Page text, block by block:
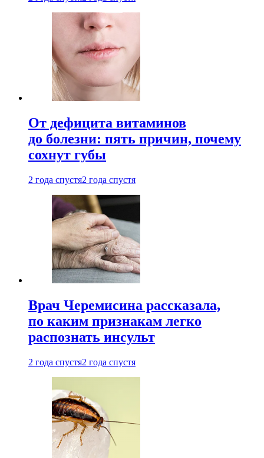
От дефицита витаминов
до болезни: пять причин, почему
сохнут губы
2 года спустя2 года спустя
Врач Черемисина рассказала,
по каким признакам легко
распознать инсульт
2 года спустя2 года спустя